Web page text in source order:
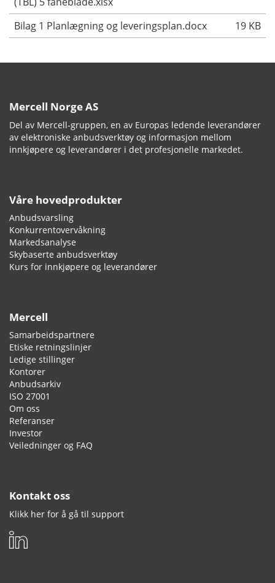
Bilag 1 Planlægning og leveringsplan.docx 19 KB
Mercell Norge AS
Del av Mercell-gruppen, en av Europas ledende leverandører
av elektroniske anbudsverktøy og informasjon mellom
innkjøpere og leverandører i det profesjonelle markedet.
Våre hovedprodukter
Anbudsvarsling
Konkurrentovervåkning
Markedsanalyse
Skybaserte anbudsverktøy
Kurs for innkjøpere og leverandører
Mercell
Samarbeidspartnere
Etiske retningslinjer
Ledige stillinger
Kontorer
Anbudsarkiv
ISO 27001
Om oss
Referanser
Investor
Veiledninger og FAQ
Kontakt oss
Klikk her for å gå til support